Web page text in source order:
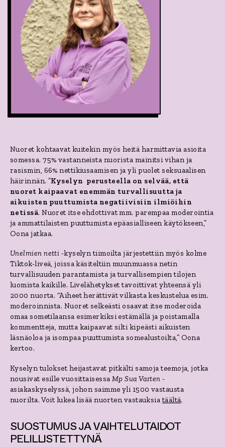
Nuoret kohtaavat kuitekin myös heitä harmittavia asioita
somessa. 75% vastanneista nuorista mainitsi vihan ja
rasismin, 66% nettikiusaamisen ja yli puolet seksuaalisen
häirinnän. ”Kyselyn perusteella on selvää, että
nuoret kaipaavat enemmän turvallisuutta ja
aikuisten puuttumista negatiivisiin ilmiöihin
netissä. Nuoret itse ehdottivat mm. parempaa moderointia
ja ammattilaisten puuttumista epäasialliseen käytökseen,”
Oona jatkaa.
Unelmien netti -kyselyn tiimoilta järjestettiin myös kolme
Tiktok-liveä, joissa käsiteltiin muunmuassa netin
turvallisuuden parantamista ja turvallisempien tilojen
luomista kaikille. Livelähetykset tavoittivat yhteensä yli
2000 nuorta. “Aiheet herättivät vilkasta keskustelua esim.
moderoinnista. Nuoret selkeästi osaavat itse moderoida
omaa sometilaansa esimerkiksi estämällä ja poistamalla
kommentteja, mutta kaipaavat silti kipeästi aikuisten
läsnäoloa ja isompaa puuttumista somealustoilta,” Oona
kertoo.
Kyselyn tulokset heijastavat pitkälti samoja teemoja, jotka
nousivat esille vuosittaisessa Mp Sua Varten -
asiakaskyselyssä, johon saimme yli 1500 vastausta
nuorilta. Voit lukea lisää nuorten vastauksiatäältä.
SUOSTUMUS JA VAIHTELUTAIDOT
PELILLISTETTYNÄ